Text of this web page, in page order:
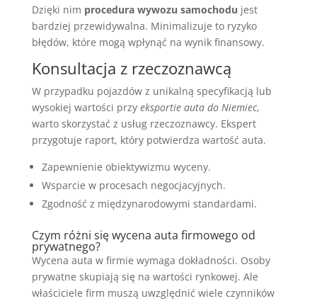
Dzięki nim procedura wywozu samochodu jest
bardziej przewidywalna. Minimalizuje to ryzyko
błędów, które mogą wpłynąć na wynik finansowy.
Konsultacja z rzeczoznawcą
W przypadku pojazdów z unikalną specyfikacją lub
wysokiej wartości przy eksportie auta do Niemiec,
warto skorzystać z usług rzeczoznawcy. Ekspert
przygotuje raport, który potwierdza wartość auta.
Zapewnienie obiektywizmu wyceny.
Wsparcie w procesach negocjacyjnych.
Zgodność z międzynarodowymi standardami.
Czym różni się wycena auta firmowego od
prywatnego?
Wycena auta w firmie wymaga dokładności. Osoby
prywatne skupiają się na wartości rynkowej. Ale
właściciele firm muszą uwzględnić wiele czynników